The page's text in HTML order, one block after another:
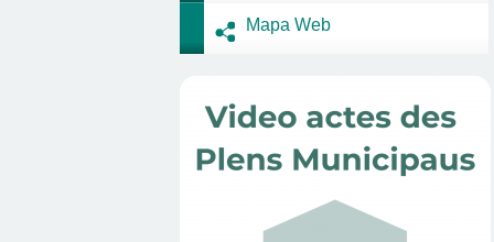
Mapa Web